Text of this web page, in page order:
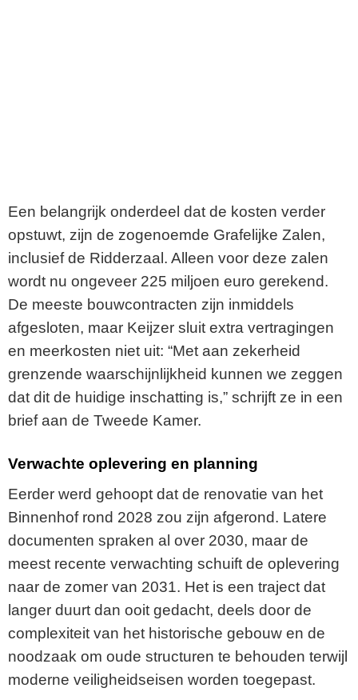
Een belangrijk onderdeel dat de kosten verder
opstuwt, zijn de zogenoemde Grafelijke Zalen,
inclusief de Ridderzaal. Alleen voor deze zalen
wordt nu ongeveer 225 miljoen euro gerekend.
De meeste bouwcontracten zijn inmiddels
afgesloten, maar Keijzer sluit extra vertragingen
en meerkosten niet uit: “Met aan zekerheid
grenzende waarschijnlijkheid kunnen we zeggen
dat dit de huidige inschatting is,” schrijft ze in een
brief aan de Tweede Kamer.
Verwachte oplevering en planning
Eerder werd gehoopt dat de renovatie van het
Binnenhof rond 2028 zou zijn afgerond. Latere
documenten spraken al over 2030, maar de
meest recente verwachting schuift de oplevering
naar de zomer van 2031. Het is een traject dat
langer duurt dan ooit gedacht, deels door de
complexiteit van het historische gebouw en de
noodzaak om oude structuren te behouden terwijl
moderne veiligheidseisen worden toegepast.